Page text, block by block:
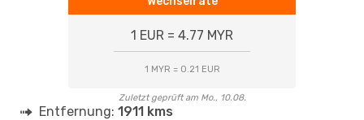
1 EUR = 4.77 MYR
1 MYR = 0.21 EUR
Zuletzt geprüft am Mo., 10.08.
Entfernung: 1911 kms